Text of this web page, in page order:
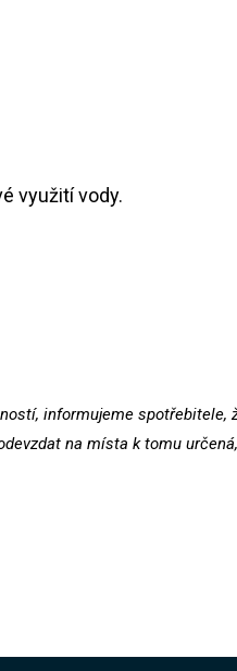
využití vody.
informujeme spotřebitele,
na místa k tomu